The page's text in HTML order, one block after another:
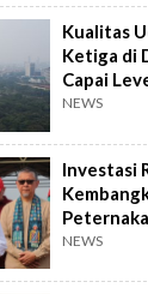
Kualitas
Ketiga di
Capai
NEWS
Investasi
Banten
NEWS